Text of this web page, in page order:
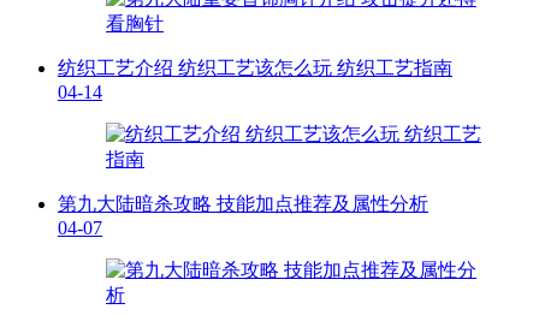
纺织工艺介绍 纺织工艺该怎么玩 纺织工艺指南
04-14
第九大陆暗杀攻略 技能加点推荐及属性分析
04-07